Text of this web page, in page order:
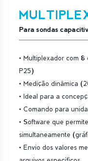
Para sondas
• Multiplexador com
P25)
• Medição dinâmica
• Ideal para a
• Comando para
• Software que
simultaneamente
• Envio dos valores